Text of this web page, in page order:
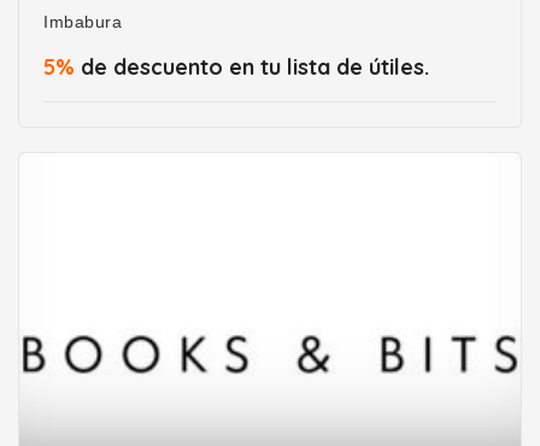
Imbabura
5% de descuento en tu lista de útiles.